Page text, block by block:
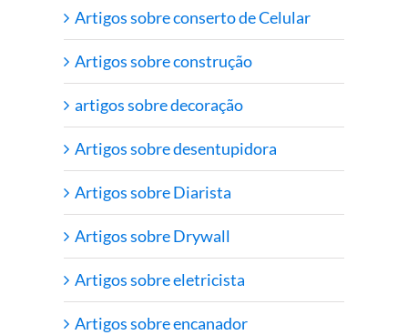
Artigos sobre conserto de Celular
Artigos sobre construção
artigos sobre decoração
Artigos sobre desentupidora
Artigos sobre Diarista
Artigos sobre Drywall
Artigos sobre eletricista
Artigos sobre encanador